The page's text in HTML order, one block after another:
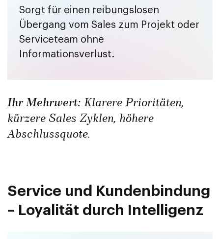
Sorgt für einen reibungslosen
Übergang vom Sales zum Projekt oder
Serviceteam ohne
Informationsverlust.
Ihr Mehrwert: Klarere Prioritäten,
kürzere Sales Zyklen, höhere
Abschlussquote.
Service und Kundenbindung
– Loyalität durch Intelligenz